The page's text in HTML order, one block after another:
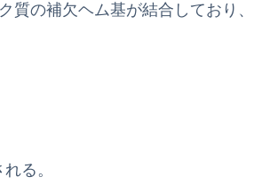
の補欠ヘム基が結合しており、
る。